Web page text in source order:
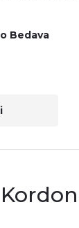
Bedava